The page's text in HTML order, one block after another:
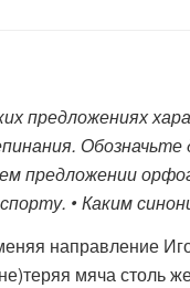
предложениях
предложении
• Каким
направление
мяча столь